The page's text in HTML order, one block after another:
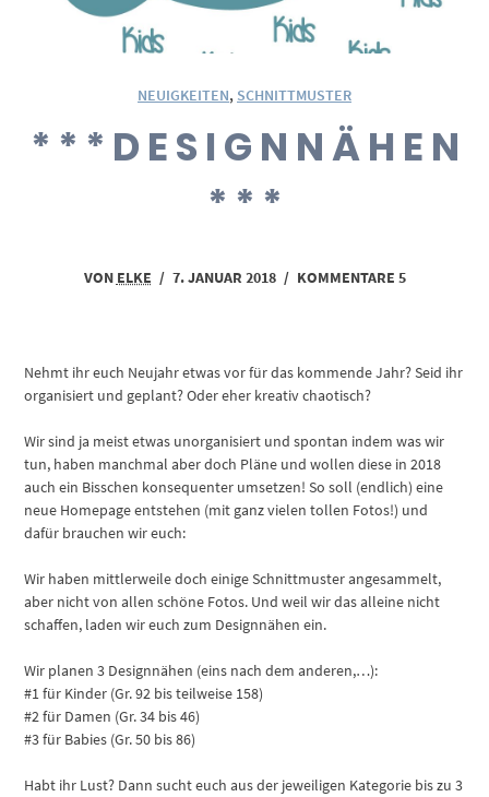
NEUIGKEITEN, SCHNITTMUSTER
* * * D E S I G N N Ä H E N
* * *
VON ELKE / 7. JANUAR 2018 / KOMMENTARE 5
Nehmt ihr euch Neujahr etwas vor für das kommende Jahr? Seid ihr
organisiert und geplant? Oder eher kreativ chaotisch?
Wir sind ja meist etwas unorganisiert und spontan indem was wir
tun, haben manchmal aber doch Pläne und wollen diese in 2018
auch ein Bisschen konsequenter umsetzen! So soll (endlich) eine
neue Homepage entstehen (mit ganz vielen tollen Fotos!) und
dafür brauchen wir euch:
Wir haben mittlerweile doch einige Schnittmuster angesammelt,
aber nicht von allen schöne Fotos. Und weil wir das alleine nicht
schaffen, laden wir euch zum Designnähen ein.
Wir planen 3 Designnähen (eins nach dem anderen,…):
#1 für Kinder (Gr. 92 bis teilweise 158)
#2 für Damen (Gr. 34 bis 46)
#3 für Babies (Gr. 50 bis 86)
Habt ihr Lust? Dann sucht euch aus der jeweiligen Kategorie bis zu 3